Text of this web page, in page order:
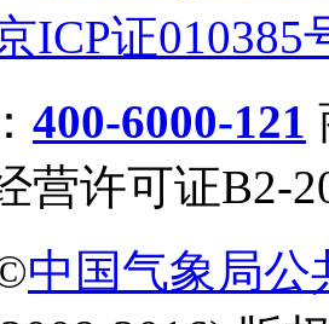
ICP证010385
400-6000-121
营许可证B2-
中国气象局公